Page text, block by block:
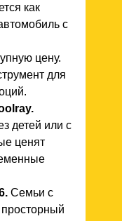
как
с
цену.
для
детей или с
ценят
Семьи с